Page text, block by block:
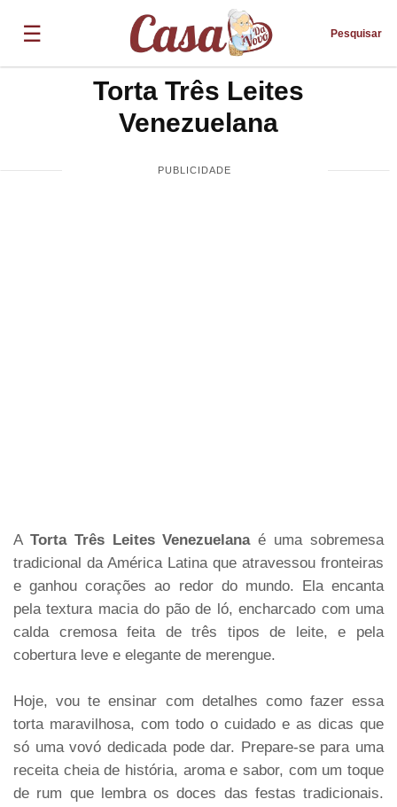
☰ Pesquisar
Torta Três Leites
Venezuelana
A Torta Três Leites Venezuelanaé uma sobremesa
tradicional da América Latina que atravessou fronteiras
e ganhou corações ao redor do mundo. Ela encanta
pela textura macia do pão de ló, encharcado com uma
calda cremosa feita de três tipos de leite, e pela
cobertura leve e elegante de merengue.
Hoje, vou te ensinar com detalhes como fazer essa
torta maravilhosa, com todo o cuidado e as dicas que
só uma vovó dedicada pode dar. Prepare-se para uma
receita cheia de história, aroma e sabor, com um toque
de rum que lembra os doces das festas tradicionais.